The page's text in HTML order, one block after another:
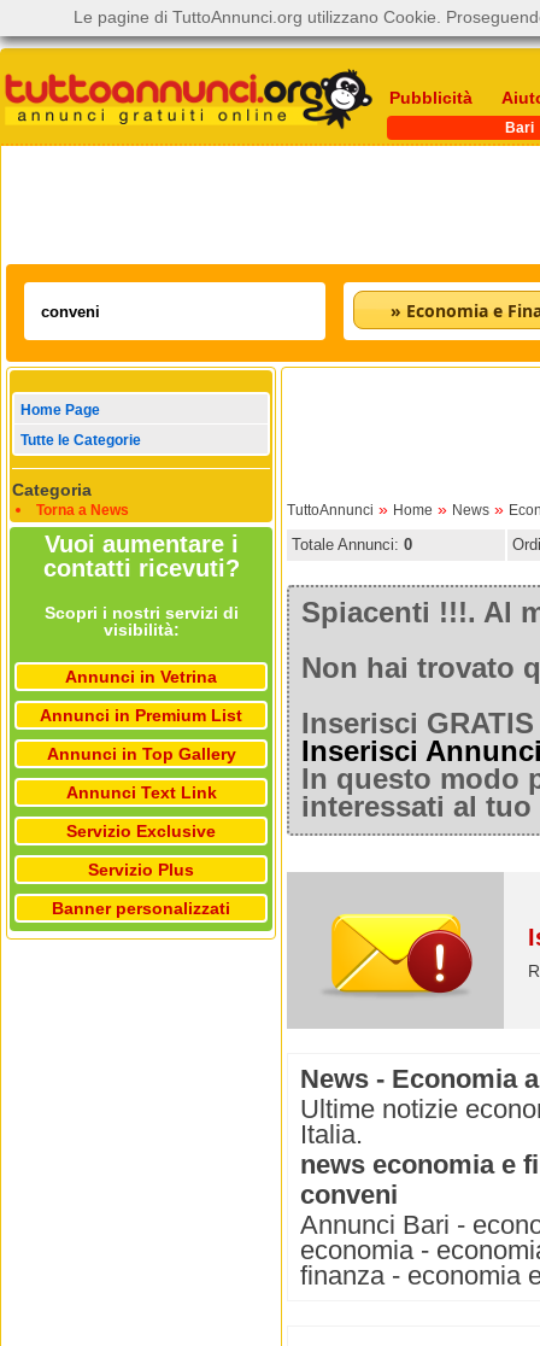
Pubblicità
Bari
» Economia e
Home Page
Tutte le Categorie
Categoria
Torna a News
Vuoi aumentare i
contatti ricevuti?
Scopri i nostri servizi di
visibilità:
Annunci in Vetrina
Annunci in Premium List
Annunci in Top Gallery
Annunci Text Link
Servizio Exclusive
Servizio Plus
Banner personalizzati
TuttoAnnunci » Home » News »
Totale Annunci: 0
Spiacenti !!!. Al
Non hai trovato
Inserisci
Inserisci
In questo modo
interessati al
News - Economia
Ultime notizie
Italia.
news economia e
conveni
Annunci Bari -
economia -
finanza - economia
Le pagine di TuttoAnnunci.org utilizzano Cookie.